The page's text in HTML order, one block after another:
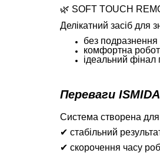
🌿 SOFT TOUCH
Делікатний засіб для
без подразнення
комфортна
ідеальний фінал
Переваги
Система створена для
✔ стабільний
✔ скорочення часу